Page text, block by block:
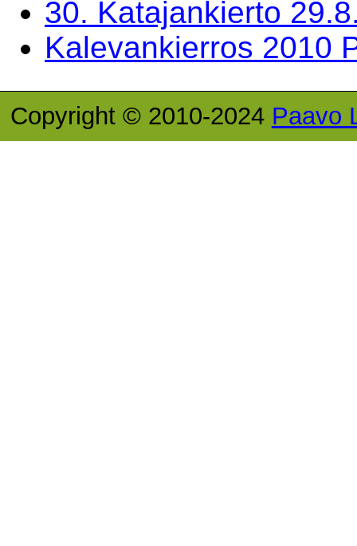
30. Katajankierto
Kalevankierros 2010
Copyright © 2010-2024 Paavo